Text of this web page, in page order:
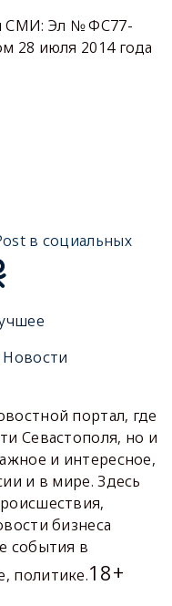
СМИ: Эл № ФС77-
28 июля 2014 года
в социальных
Новости
портал, где
Севастополя, но и
и интересное,
и в мире. Здесь
бизнеса
события в
политике.18+